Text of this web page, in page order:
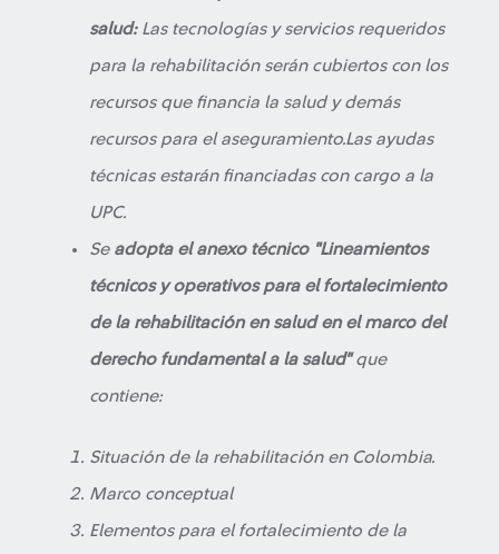
salud:Las tecnologías y servicios requeridos
para la rehabilitación serán cubiertos con los
recursos que financia la salud y demás
recursos para el aseguramiento.Las ayudas
técnicas estarán financiadas con cargo a la
UPC.
Se adopta el anexo técnico "Lineamientos
técnicos y operativos para el fortalecimiento
de la rehabilitación en salud en el marco del
derecho fundamental a la salud"que
contiene:
Situación de la rehabilitación en Colombia.
Marco conceptual
Elementos para el fortalecimiento de la